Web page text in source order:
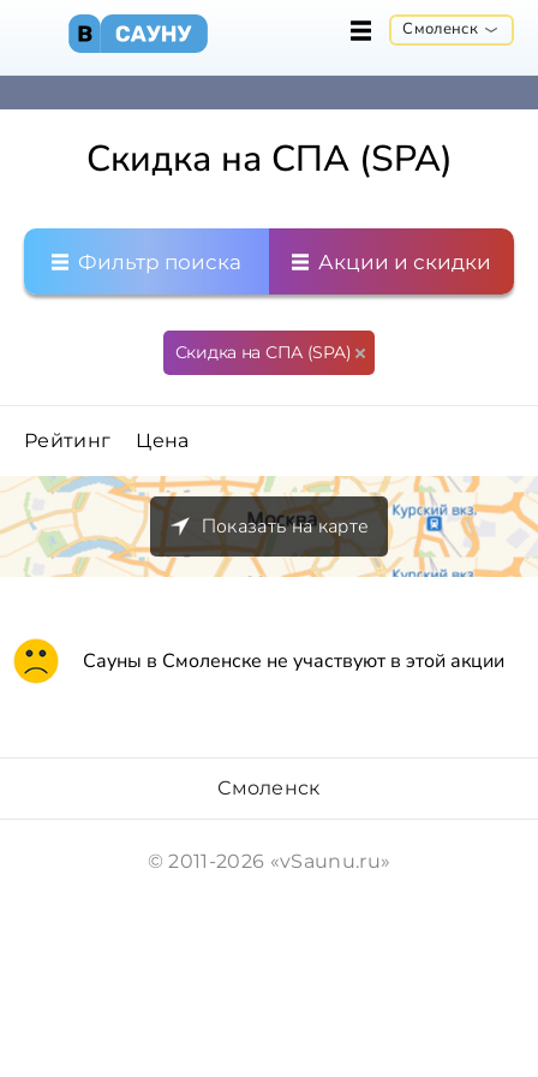
Смоленск
Скидка на СПА (SPA)
Фильтр поиска Акции и скидки
Скидка на СПА (SPA)
Рейтинг Цена
Показать на карте
Сауны в Смоленске не участвуют в этой акции
Смоленск
© 2011-2026 «vSaunu.ru»